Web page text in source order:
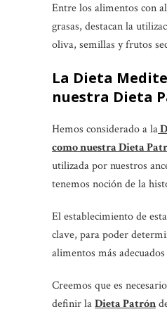
Entre los alimentos con
grasas, destacan la
oliva, semillas y frutos
La Dieta
nuestra Dieta
Hemos considerado a la
como nuestra Dieta
utilizada por nuestros
tenemos noción de la
El establecimiento de esta
clave, para poder
alimentos más
Creemos que es
definir laDieta Patrón